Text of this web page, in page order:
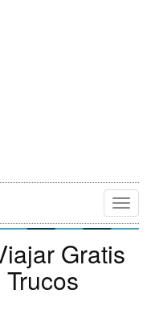
Gratis